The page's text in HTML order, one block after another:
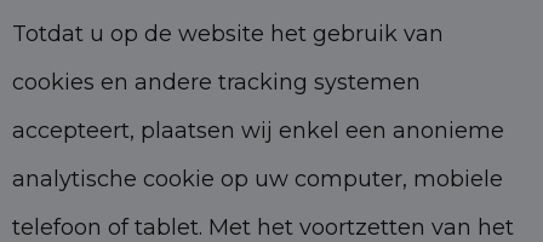
Totdat u op de website het gebruik van
cookies en andere tracking systemen
accepteert, plaatsen wij enkel een anonieme
analytische cookie op uw computer, mobiele
telefoon of tablet. Met het voortzetten van het